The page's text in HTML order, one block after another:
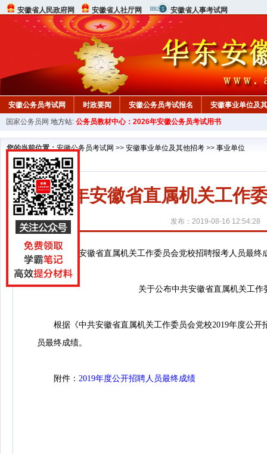
安徽省人民政府网 安徽省人社厅网 安徽省人事考试网
安徽公务员考试网 时政要闻 安徽公务员考试报名
安徽事业单位及
国家公务员网 地方站: 公务员教材中心：2026年安徽公务员考试用书
您的当前位置：安徽公务员考试网 >> 安徽事业单位及其他招考 >> 事业单位
2019年安徽省直属机关工作
发布：2019-08-16 12:54:28
2019年安徽省直属机关工作委员会党校招聘报考人员最终
关于公布中共安徽省直属机关工
根据《中共安徽省直属机关工作委员会党校2019年度公开
员最终成绩。
附件： 2019年度公开招聘人员最终成绩